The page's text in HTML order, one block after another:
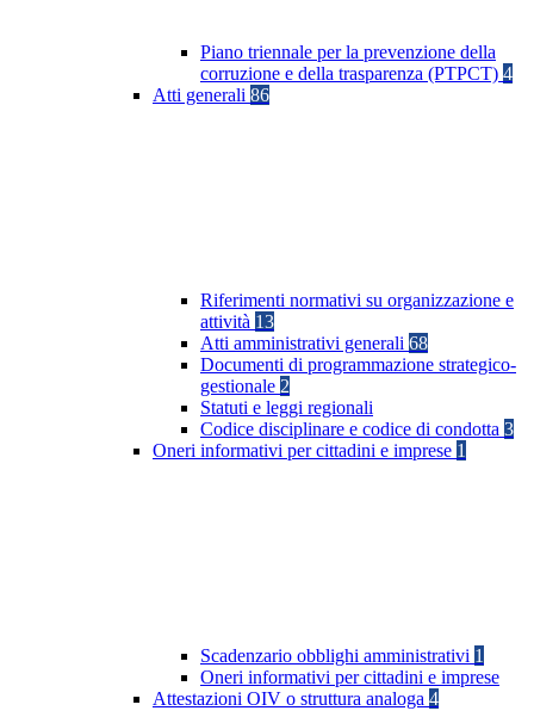
Piano triennale per la prevenzione della
corruzione e della trasparenza (PTPCT) 4
Atti generali 86
Riferimenti normativi su organizzazione e
attività 13
Atti amministrativi generali 68
Documenti di programmazione strategico-
gestionale 2
Statuti e leggi regionali
Codice disciplinare e codice di condotta 3
Oneri informativi per cittadini e imprese 1
Scadenzario obblighi amministrativi 1
Oneri informativi per cittadini e imprese
Attestazioni OIV o struttura analoga 4